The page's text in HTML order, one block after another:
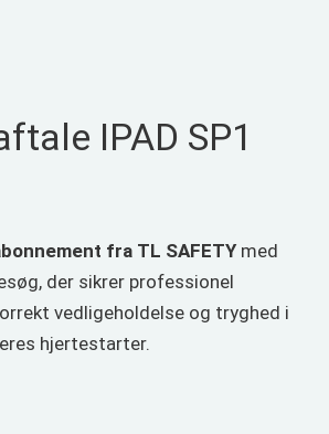
IPAD SP1
fra TL SAFETYmed
der sikrer professionel
vedligeholdelse og tryghed i
hjertestarter.